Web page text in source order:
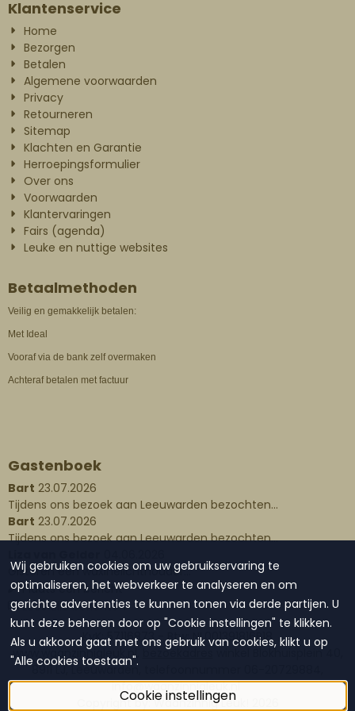
Klantenservice
Home
Bezorgen
Betalen
Algemene voorwaarden
Privacy
Retourneren
Sitemap
Klachten en Garantie
Herroepingsformulier
Over ons
Voorwaarden
Klantervaringen
Fairs (agenda)
Leuke en nuttige websites
Betaalmethoden
Veilig en gemakkelijk betalen:
Met Ideal
Vooraf via de bank zelf overmaken
Achteraf betalen met factuur
Gastenboek
Bart 23.07.2026
Tijdens ons bezoek aan Leeuwarden bezochten...
Bart 23.07.2026
Tijdens ons bezoek aan Leeuwarden bezochten...
Gisteren een waxinelichthouder...
Plaats een bericht
Lees alle berichten
KvK: 57116873 - Btw: NL001391816B18
www.waanzinnigleuk.nl,
bezoekadres
winkel Blokhuisplein 40,
8911 LJ, Leeuwarden, telefoonnummer 06-20729884,
info@waanzinnigleuk.nl
Copyright by: Waanzinnig Leuk!
Wij gebruiken cookies om uw gebruikservaring te
optimaliseren, het webverkeer te analyseren en om
gerichte advertenties te kunnen tonen via derde partijen. U
kunt deze beheren door op "Cookie instellingen" te klikken.
Als u akkoord gaat met ons gebruik van cookies, klikt u op
"Alle cookies toestaan".
Cookie instellingen